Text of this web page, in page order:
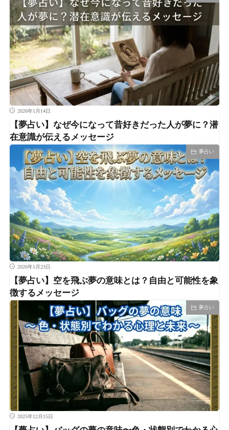
2026年1月14日
【夢占い】なぜ今になって昔好きだった人が夢に？潜
在意識が伝えるメッセージ
夢占い
2026年1月23日
【夢占い】空を飛ぶ夢の意味とは？自由と可能性を象
徴するメッセージ
夢占い
2025年12月15日